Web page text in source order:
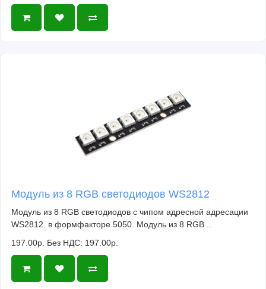
Модуль из 8 RGB светодиодов WS2812
Модуль из 8 RGB светодиодов с чипом адресной адресации
WS2812. в формфакторе 5050. Модуль из 8 RGB ..
197.00р. Без НДС: 197.00р.